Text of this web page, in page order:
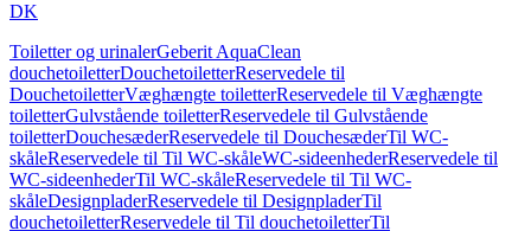
DK
Toiletter og urinalerGeberit AquaClean
douchetoiletterDouchetoiletterReservedele til
DouchetoiletterVæghængte toiletterReservedele til Væghængte
toiletterGulvstående toiletterReservedele til Gulvstående
toiletterDouchesæderReservedele til DouchesæderTil WC-
skåleReservedele til Til WC-skåleWC-sideenhederReservedele til
WC-sideenhederTil WC-skåleReservedele til Til WC-
skåleDesignpladerReservedele til DesignpladerTil
douchetoiletterReservedele til Til douchetoiletterTil